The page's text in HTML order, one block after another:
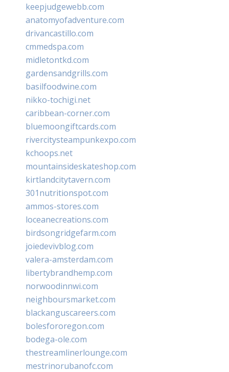
keepjudgewebb.com
anatomyofadventure.com
drivancastillo.com
cmmedspa.com
midletontkd.com
gardensandgrills.com
basilfoodwine.com
nikko-tochigi.net
caribbean-corner.com
bluemoongiftcards.com
rivercitysteampunkexpo.com
kchoops.net
mountainsideskateshop.com
kirtlandcitytavern.com
301nutritionspot.com
ammos-stores.com
loceanecreations.com
birdsongridgefarm.com
joiedevivblog.com
valera-amsterdam.com
libertybrandhemp.com
norwoodinnwi.com
neighboursmarket.com
blackanguscareers.com
bolesfororegon.com
bodega-ole.com
thestreamlinerlounge.com
mestrinorubanofc.com